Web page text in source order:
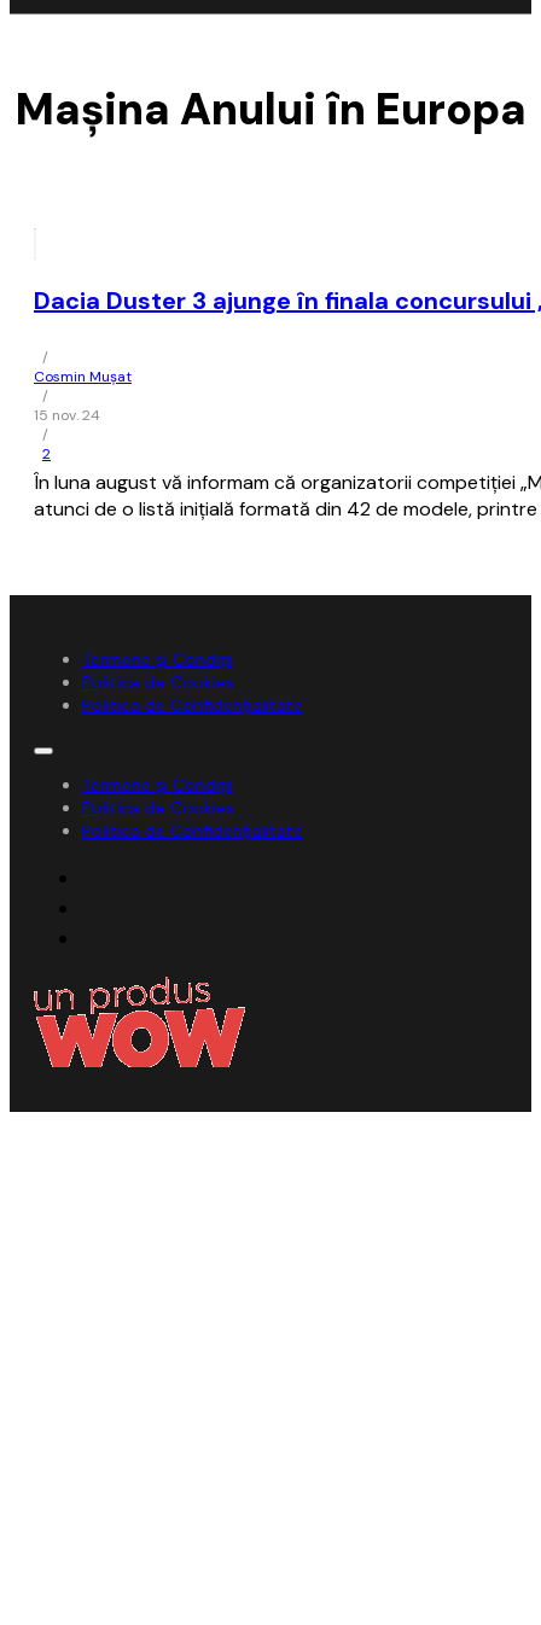
Maşina Anului în Europa
Dacia Duster 3 ajunge în finala
/
Cosmin Mușat
/
15 nov. 24
/
2
În luna august vă informam că organizatorii competiţiei
atunci de o listă iniţială formată din 42 de modele,
Termene și Condiții
Politica de Cookies
Politica de Confidențialitate
Termene și Condiții
Politica de Cookies
Politica de Confidențialitate